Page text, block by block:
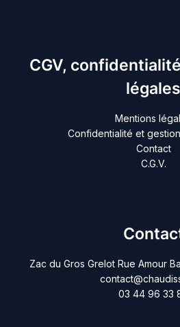
CGV,
légales
Mentions
Confidentialité et
Contact
C.G.V.
Zac du Gros Grelot Rue Amour
03 44 96 33